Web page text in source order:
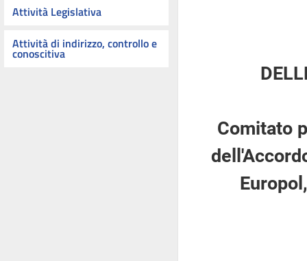
Attività Legislativa
Attività di indirizzo, controllo e
conoscitiva
Comitato